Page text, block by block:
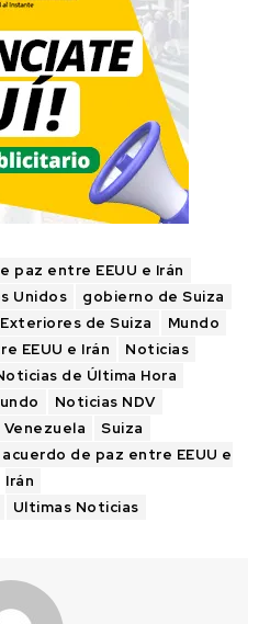
paz entre EEUU e Irán
Unidos
gobierno de Suiza
de Suiza
Mundo
EEUU e Irán
Noticias
de Última Hora
Noticias NDV
Suiza
de paz entre EEUU e
Irán
Ultimas Noticias